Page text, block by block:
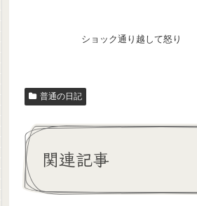
ショック通り越して怒り
普通の日記
関連記事